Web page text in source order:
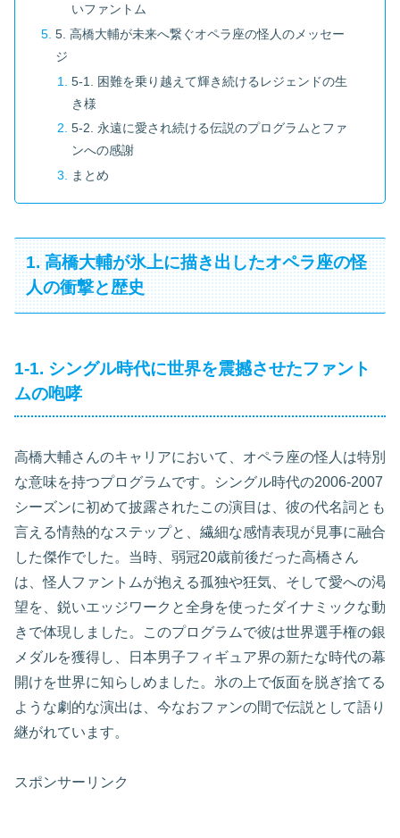
いファントム
5. 高橋大輔が未来へ繋ぐオペラ座の怪人のメッセー
ジ
5-1. 困難を乗り越えて輝き続けるレジェンドの生
き様
5-2. 永遠に愛され続ける伝説のプログラムとファ
ンへの感謝
まとめ
1. 高橋大輔が氷上に描き出したオペラ座の怪
人の衝撃と歴史
1-1. シングル時代に世界を震撼させたファント
ムの咆哮
高橋大輔さんのキャリアにおいて、オペラ座の怪人は特別
な意味を持つプログラムです。シングル時代の2006-2007
シーズンに初めて披露されたこの演目は、彼の代名詞とも
言える情熱的なステップと、繊細な感情表現が見事に融合
した傑作でした。当時、弱冠20歳前後だった高橋さん
は、怪人ファントムが抱える孤独や狂気、そして愛への渇
望を、鋭いエッジワークと全身を使ったダイナミックな動
きで体現しました。このプログラムで彼は世界選手権の銀
メダルを獲得し、日本男子フィギュア界の新たな時代の幕
開けを世界に知らしめました。氷の上で仮面を脱ぎ捨てる
ような劇的な演出は、今なおファンの間で伝説として語り
継がれています。
スポンサーリンク